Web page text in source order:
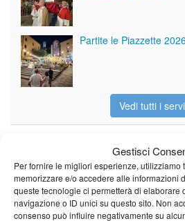
Gestisci
Per fornire le migliori esperienze,
memorizzare e/o accedere alle informazioni
queste tecnologie ci permetterà di elaborare
navigazione o ID unici su questo sito. Non
consenso può influire negativamente su
Partite le Piazzette
Vedi tutti i
Meteo